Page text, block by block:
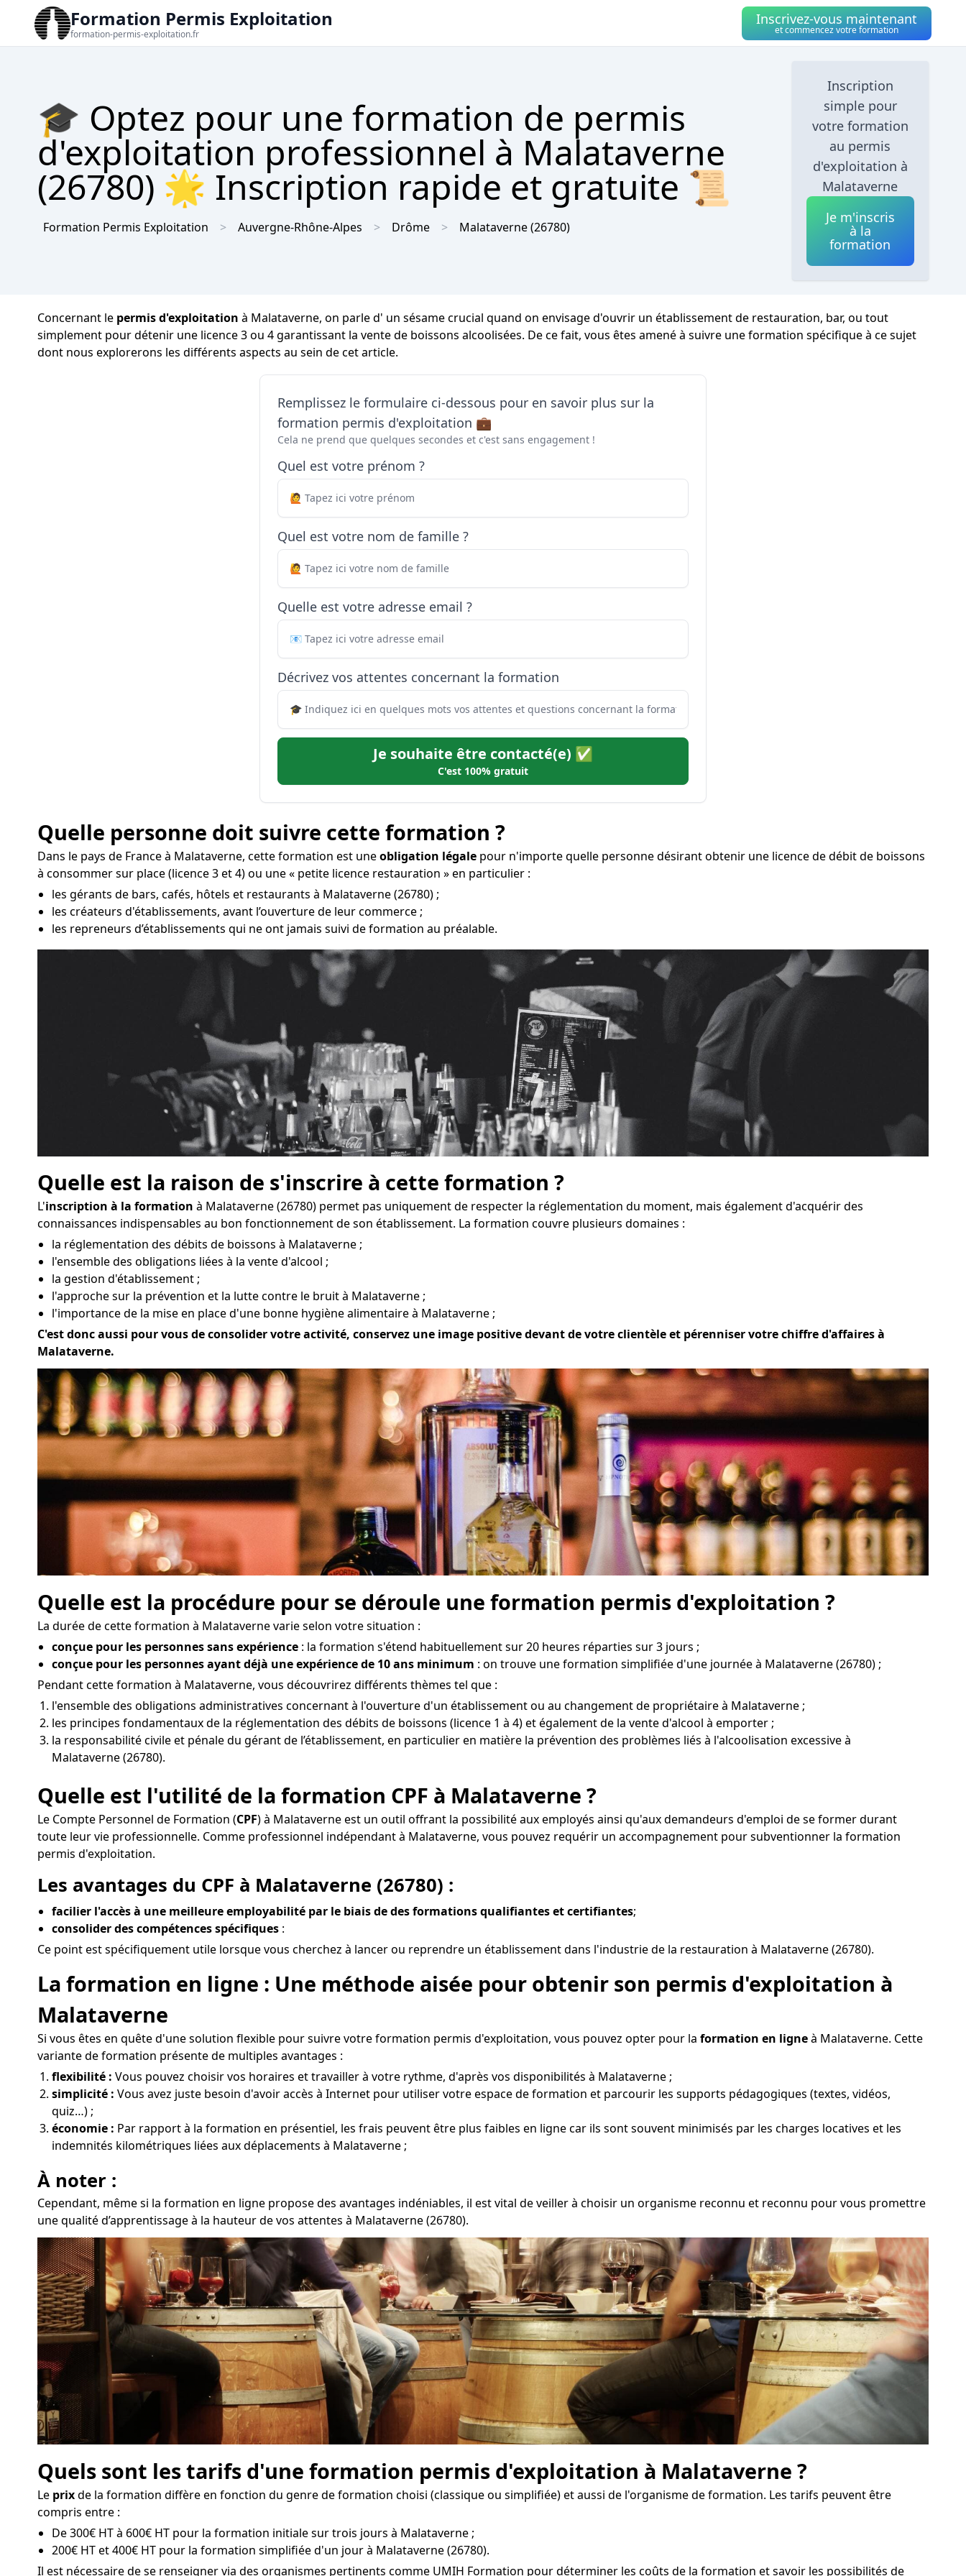
Formation Permis Exploitation
formation-permis-exploitation.fr
Inscrivez-vous maintenant
et commencez votre formation
🎓 Optez pour une formation de permis
d'exploitation professionnel à Malataverne
(26780) 🌟 Inscription rapide et gratuite 📜
Formation Permis Exploitation Auvergne-Rhône-Alpes Drôme Malataverne(26780)
Inscription
simple pour
votre formation
au permis
d'exploitation à
Malataverne
Je m'inscris
à la
formation
Concernant le permis d'exploitation à Malataverne, on parle d' un sésame crucial quand on envisage d'ouvrir un établissement de restauration, bar, ou tout
simplement pour détenir une licence 3 ou 4 garantissant la vente de boissons alcoolisées. De ce fait, vous êtes amené à suivre une formation spécifique à ce sujet
dont nous explorerons les différents aspects au sein de cet article.
Remplissez le formulaire ci-dessous pour en savoir plus sur la
formation permis d'exploitation 💼
Cela ne prend que quelques secondes et c'est sans engagement !
Quel est votre prénom ?
Quel est votre nom de famille ?
Quelle est votre adresse email ?
Décrivez vos attentes concernant la formation
Je souhaite être contacté(e) ✅
C'est 100% gratuit
Quelle personne doit suivre cette formation ?
Dans le pays de France à Malataverne, cette formation est uneobligation légale pour n'importe quelle personne désirant obtenir une licence de débit de boissons
à consommer sur place (licence 3 et 4) ou une « petite licence restauration » en particulier :
les gérants de bars, cafés, hôtels et restaurants à Malataverne (26780) ;
les créateurs d'établissements, avant l’ouverture de leur commerce ;
les repreneurs d’établissements qui ne ont jamais suivi de formation au préalable.
Quelle est la raison de s'inscrire à cette formation ?
L'inscription à la formation à Malataverne (26780) permet pas uniquement de respecter la réglementation du moment, mais également d'acquérir des
connaissances indispensables au bon fonctionnement de son établissement. La formation couvre plusieurs domaines :
la réglementation des débits de boissons à Malataverne ;
l'ensemble des obligations liées à la vente d'alcool ;
la gestion d'établissement ;
l'approche sur la prévention et la lutte contre le bruit à Malataverne ;
l'importance de la mise en place d'une bonne hygiène alimentaire à Malataverne ;
C'est donc aussi pour vous de consolider votre activité, conservez une image positive devant de votre clientèle et pérenniser votre chiffre d'affaires à
Malataverne.
Quelle est la procédure pour se déroule une formation permis d'exploitation ?
La durée de cette formation à Malataverne varie selon votre situation :
conçue pour les personnes sans expérience : la formation s'étend habituellement sur 20 heures réparties sur 3 jours ;
conçue pour les personnes ayant déjà une expérience de 10 ans minimum : on trouve une formation simplifiée d'une journée à Malataverne (26780) ;
Pendant cette formation à Malataverne, vous découvrirez différents thèmes tel que :
l'ensemble des obligations administratives concernant à l'ouverture d'un établissement ou au changement de propriétaire à Malataverne ;
les principes fondamentaux de la réglementation des débits de boissons (licence 1 à 4) et également de la vente d'alcool à emporter ;
la responsabilité civile et pénale du gérant de l’établissement, en particulier en matière la prévention des problèmes liés à l'alcoolisation excessive à
Malataverne (26780).
Quelle est l'utilité de la formation CPF à Malataverne ?
Le Compte Personnel de Formation (CPF) à Malataverne est un outil offrant la possibilité aux employés ainsi qu'aux demandeurs d'emploi de se former durant
toute leur vie professionnelle. Comme professionnel indépendant à Malataverne, vous pouvez requérir un accompagnement pour subventionner la formation
permis d'exploitation.
Les avantages du CPF à Malataverne (26780) :
facilier l'accès à une meilleure employabilité par le biais de des formations qualifiantes et certifiantes;
consolider des compétences spécifiques :
Ce point est spécifiquement utile lorsque vous cherchez à lancer ou reprendre un établissement dans l'industrie de la restauration à Malataverne (26780).
La formation en ligne : Une méthode aisée pour obtenir son permis d'exploitation à
Malataverne
Si vous êtes en quête d'une solution flexible pour suivre votre formation permis d'exploitation, vous pouvez opter pour la formation en ligneà Malataverne. Cette
variante de formation présente de multiples avantages :
flexibilité : Vous pouvez choisir vos horaires et travailler à votre rythme, d'après vos disponibilités à Malataverne ;
simplicité : Vous avez juste besoin d'avoir accès à Internet pour utiliser votre espace de formation et parcourir les supports pédagogiques (textes, vidéos,
quiz…) ;
économie : Par rapport à la formation en présentiel, les frais peuvent être plus faibles en ligne car ils sont souvent minimisés par les charges locatives et les
indemnités kilométriques liées aux déplacements à Malataverne ;
À noter :
Cependant, même si la formation en ligne propose des avantages indéniables, il est vital de veiller à choisir un organisme reconnu et reconnu pour vous promettre
une qualité d’apprentissage à la hauteur de vos attentes à Malataverne (26780).
Quels sont les tarifs d'une formation permis d'exploitation à Malataverne ?
Le prixde la formation diffère en fonction du genre de formation choisi (classique ou simplifiée) et aussi de l'organisme de formation. Les tarifs peuvent être
compris entre :
De 300€ HT à 600€ HT pour la formation initiale sur trois jours à Malataverne ;
200€ HT et 400€ HT pour la formation simplifiée d'un jour à Malataverne (26780).
Il est nécessaire de se renseigner via des organismes pertinents comme UMIH Formation pour déterminer les coûts de la formation et savoir les possibilités de